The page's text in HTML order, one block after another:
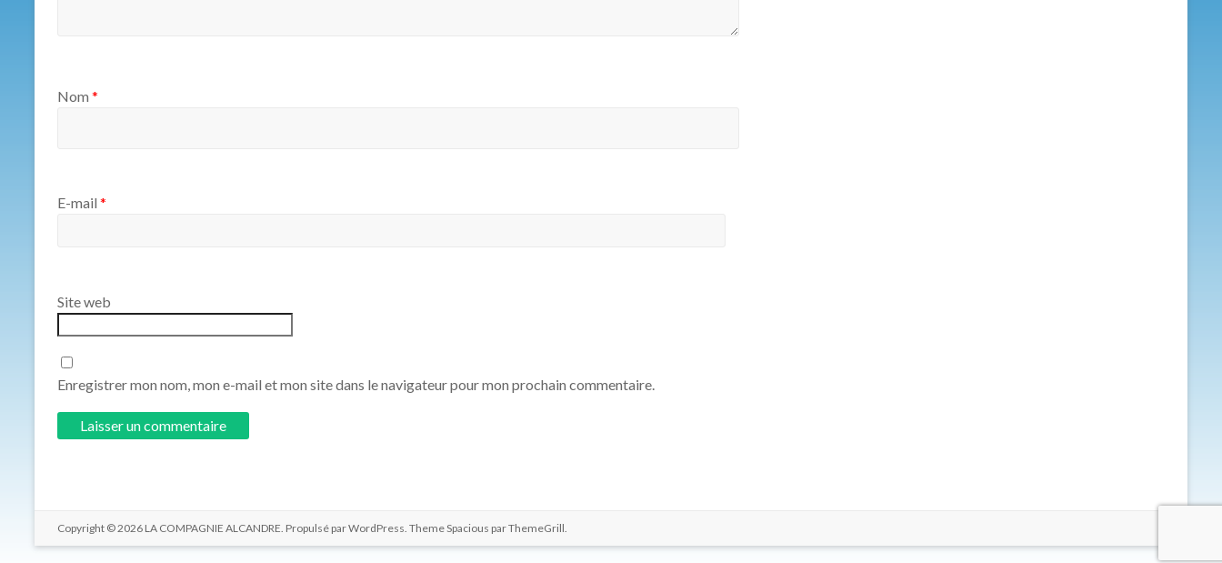
Nom *
E-mail *
Site web
Enregistrer mon nom, mon e-mail et mon site dans le navigateur pour mon prochain commentaire.
Copyright © 2026 LA COMPAGNIE ALCANDRE. Propulsé parWordPress. Theme Spacious parThemeGrill.